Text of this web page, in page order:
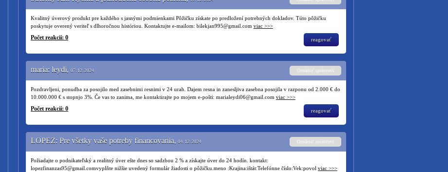
Kvalitný úverový produkt pre každého s jasnými podmienkami Pôžičku získate po predložení potrebných dokladov. Túto pôžičku
poskytuje overený veriteľ s dlhoročnou históriou. Kontaktujte e-mailom: bilekjan995@gmail.com viac >>>
Počet reakcií: 0 reagovať
maria: leydi, 07. 12. 2024 Oznámiť správcovi
Pozdravljeni, ponudba za posojilo med zasebnimi resnimi v 24 urah. Dajem resna in zanesljiva zasebna posojila v razponu od 2.000 € do
10.000.000 € s stopnjo 3%. Če vas to zanima, me kontaktirajte po mojem e-pošti: marialeydi06@gmail.com viac >>>
Počet reakcií: 0 reagovať
LOPEZ: Pre všetky vaše potreby financovania, 04. 12. 2024 Oznámiť správcovi
Požiadajte o podnikateľský a realitný úver ešte dnes so sadzbou 2 % a získajte úver do 24 hodín. kontakt:
lopezfinanzas95@gmail.comvyplňte nižšie uvedený formulár žiadosti o pôžičku.meno :Krajina:ištát:Telefónne číslo:Vek:povol viac >>>